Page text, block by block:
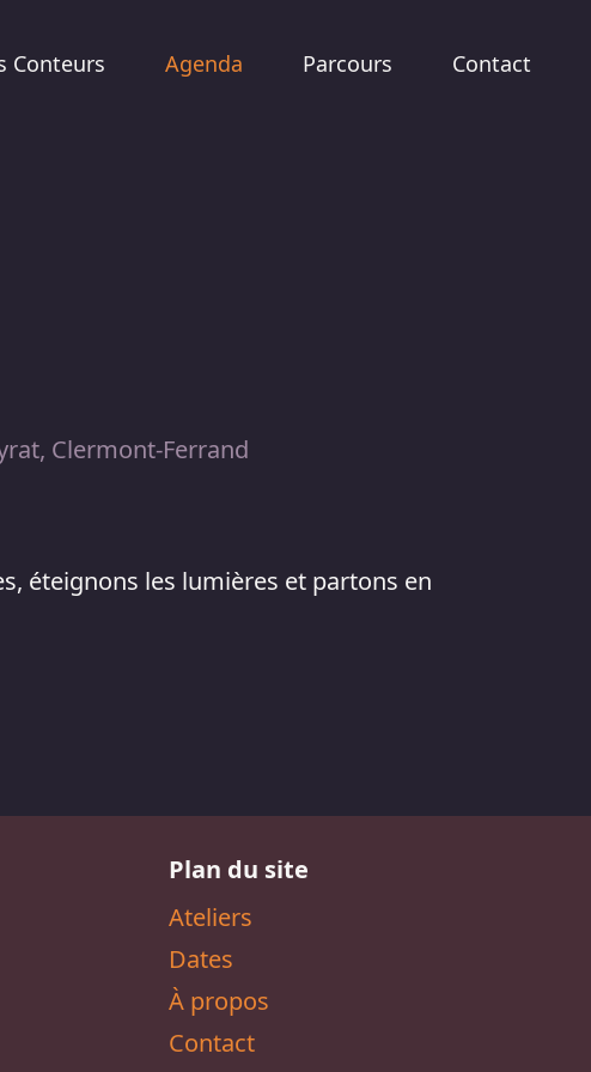
Conteurs Agenda Parcours Contact
Clermont-Ferrand
éteignons les lumières et partons en
Plan du site
Ateliers
Dates
À propos
Contact